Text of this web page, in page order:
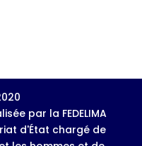
par la FEDELIMA
d'État chargé de